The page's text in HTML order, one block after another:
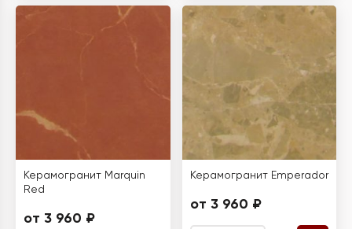
Керамогранит Marquin
Red
от 3 960 ₽
Керамогранит Emperador
от 3 960 ₽